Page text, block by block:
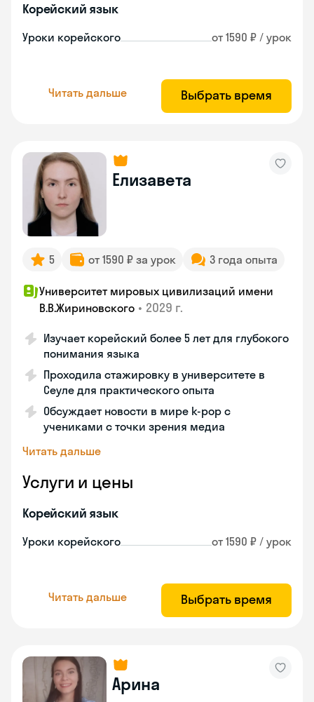
Корейский язык
Уроки корейского от 1590 ₽ / урок
Читать дальше Выбрать время
Елизавета
5 от 1590 ₽ за урок 3 года опыта
Университет мировых цивилизаций имени
В.В.Жириновского • 2029 г.
Изучает корейский более 5 лет для глубокого
понимания языка
Проходила стажировку в университете в
Сеуле для практического опыта
Обсуждает новости в мире k-pop с
учениками с точки зрения медиа
Читать дальше
Услуги и цены
Корейский язык
Уроки корейского от 1590 ₽ / урок
Читать дальше Выбрать время
Арина